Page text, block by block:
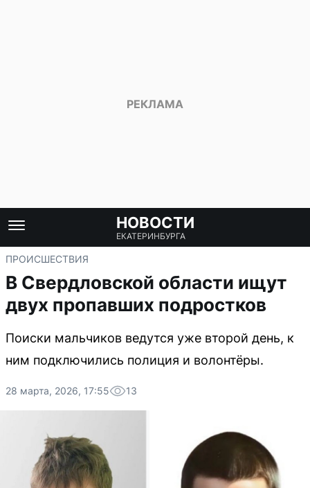
НОВОСТИ
ЕКАТЕРИНБУРГА
ПРОИСШЕСТВИЯ
В Свердловской области ищут
двух пропавших подростков
Поиски мальчиков ведутся уже второй день, к
ним подключились полиция и волонтёры.
28 марта, 2026, 17:55 13